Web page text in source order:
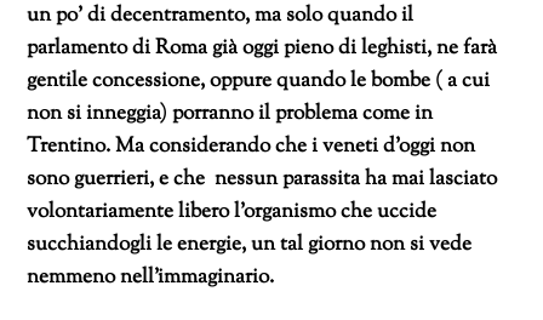
un po’ di decentramento, ma solo quando il
parlamento di Roma già oggi pieno di leghisti, ne farà
gentile concessione, oppure quando le bombe ( a cui
non si inneggia) porranno il problema come in
Trentino. Ma considerando che i veneti d’oggi non
sono guerrieri, e che nessun parassita ha mai lasciato
volontariamente libero l’organismo che uccide
succhiandogli le energie, un tal giorno non si vede
nemmeno nell’immaginario.